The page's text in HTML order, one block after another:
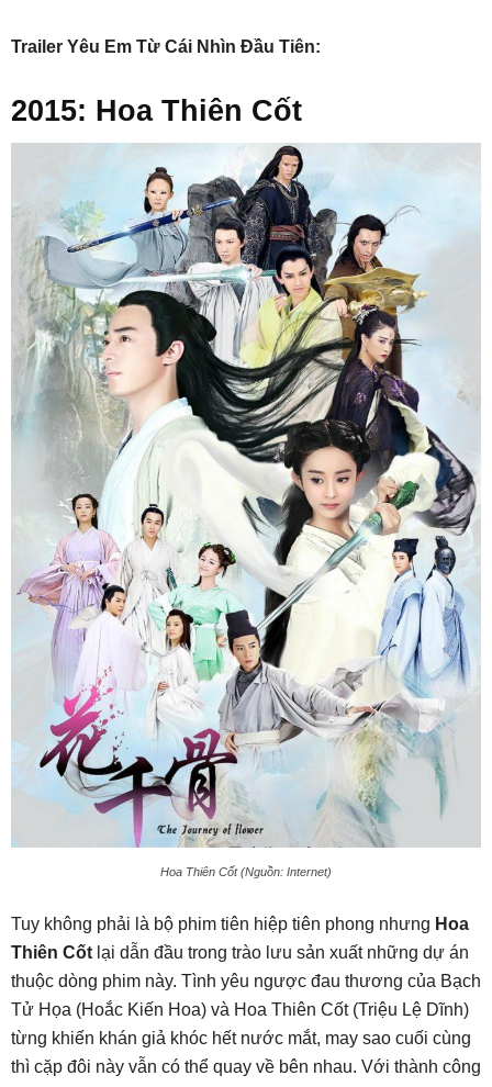
Trailer Yêu Em Từ Cái Nhìn Đầu Tiên:
2015: Hoa Thiên Cốt
Hoa Thiên Cốt (Nguồn: Internet)
Tuy không phải là bộ phim tiên hiệp tiên phong nhưng Hoa
Thiên Cốt lại dẫn đầu trong trào lưu sản xuất những dự án
thuộc dòng phim này. Tình yêu ngược đau thương của Bạch
Tử Họa (Hoắc Kiến Hoa) và Hoa Thiên Cốt (Triệu Lệ Dĩnh)
từng khiến khán giả khóc hết nước mắt, may sao cuối cùng
thì cặp đôi này vẫn có thể quay về bên nhau. Với thành công